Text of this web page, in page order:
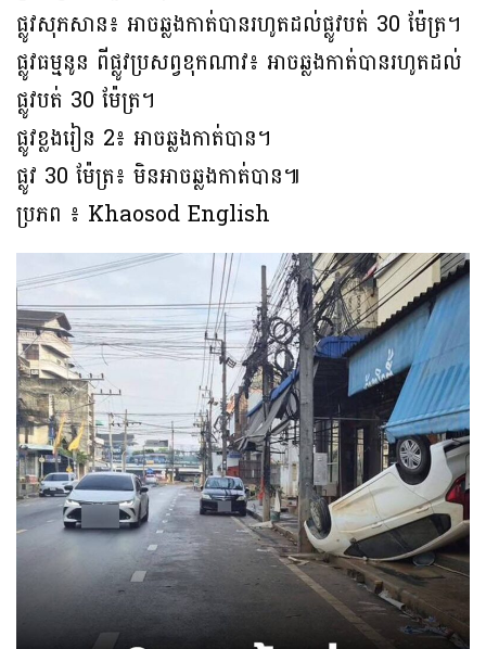
ផ្លូវសុភសាន៖ អាចឆ្លងកាត់បានរហូតដល់ផ្លូវបត់ 30 ម៉ែត្រ។
ផ្លូវធម្មនូន ពីផ្លូវប្រសព្វខុកណាវ៖ អាចឆ្លងកាត់បានរហូតដល់
ផ្លូវបត់ 30 ម៉ែត្រ។
ផ្លូវខ្លងរៀន 2៖ អាចឆ្លងកាត់បាន។
ផ្លូវ 30 ម៉ែត្រ៖ មិនអាចឆ្លងកាត់បាន៕
ប្រភព ៖ Khaosod English